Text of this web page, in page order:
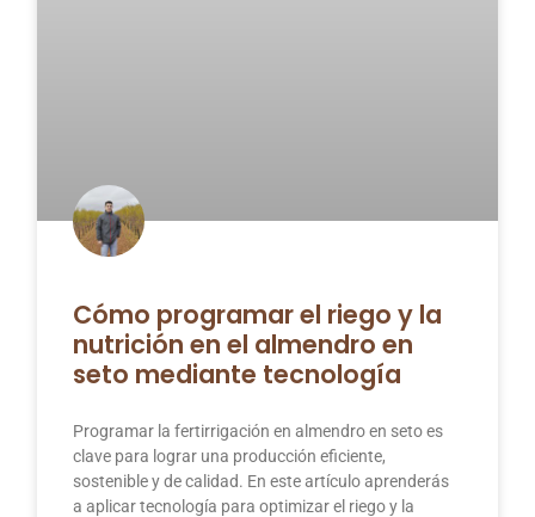
Cómo programar el riego y la
nutrición en el almendro en
seto mediante tecnología
Programar la fertirrigación en almendro en seto es
clave para lograr una producción eficiente,
sostenible y de calidad. En este artículo aprenderás
a aplicar tecnología para optimizar el riego y la